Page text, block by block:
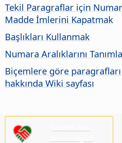
Tekil Paragraflar için
Madde İmlerini Kapatmak
Başlıkları Kullanmak
Numara Aralıklarını
Biçemlere göre
hakkında Wiki sayfası